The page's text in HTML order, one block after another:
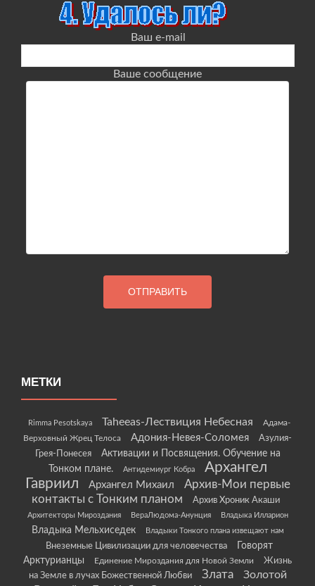
Ваш e-mail
Ваше сообщение
МЕТКИ
Rimma Pesotskaya Taheeas-Лествиция Небесная
Адама-
Верховный Жрец Телоса
Адония-Невея-Соломея
Азулия-
Грея-Понесея
Активации и Посвящения. Обучение на
Тонком плане.
Антидемиург Кобра
Архангел
Гавриил
Архангел Михаил
Архив-Мои первые
контакты с Тонким планом
Архив Хроник Акаши
Архитекторы Мироздания ВераЛюдома-Анунция Владыка Илларион
Владыка Мельхиседек Владыки Тонкого плана извещают нам
Внеземные Цивилизации для человечества
Говорят
Арктурианцы
Единение Мироздания для Новой Земли
Жизнь
на Земле в лучах Божественной Любви
Злата
Золотой